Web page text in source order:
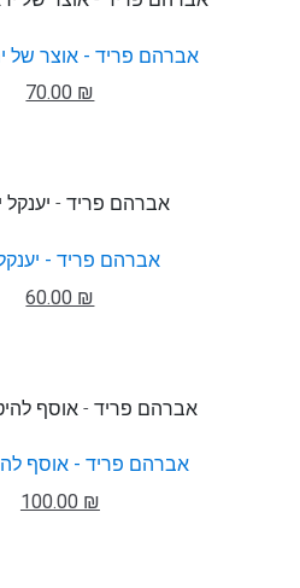
אברהם פריד - אוצר של
70.00 ₪
אברהם פריד -
60.00 ₪
אברהם פריד - אוסף
100.00 ₪